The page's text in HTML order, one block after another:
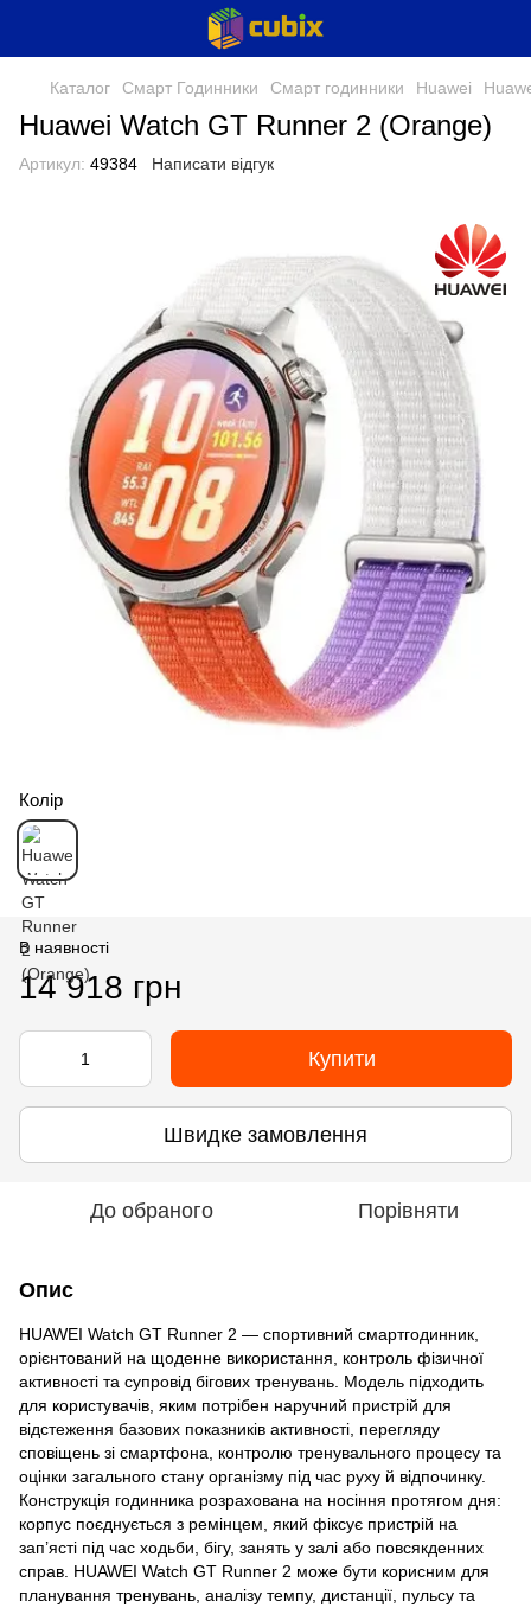
Каталог Смарт Годинники Смарт годинники Huawei
Huawei Watch GT Runner 2 (Orange)
Артикул: 49384 Написати відгук
Колір
В наявності
14 918 грн
Купити
Швидке замовлення
До обраного Порівняти
Опис
HUAWEI Watch GT Runner 2 — спортивний смартгодинник,
орієнтований на щоденне використання, контроль фізичної
активності та супровід бігових тренувань. Модель підходить
для користувачів, яким потрібен наручний пристрій для
відстеження базових показників активності, перегляду
сповіщень зі смартфона, контролю тренувального процесу та
оцінки загального стану організму під час руху й відпочинку.
Конструкція годинника розрахована на носіння протягом дня:
корпус поєднується з ремінцем, який фіксує пристрій на
зап’ясті під час ходьби, бігу, занять у залі або повсякденних
справ. HUAWEI Watch GT Runner 2 може бути корисним для
планування тренувань, аналізу темпу, дистанції, пульсу та